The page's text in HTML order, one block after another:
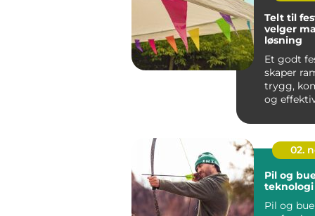
Telt til
velger
løsning
Et godt
skaper
trygg,
og
02.
Pil og
Pil og